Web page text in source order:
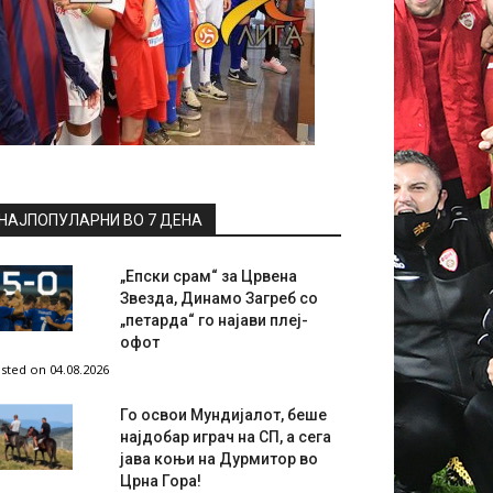
ВО 7 ДЕНА
„Епски срам“ за Црвена
Звезда, Динамо Загреб со
„петарда“ го најави плеј-
офот
on 04.08.2026
Го освои Мундијалот, беше
најдобар играч на СП, а сега
јава коњи на Дурмитор во
Црна Гора!